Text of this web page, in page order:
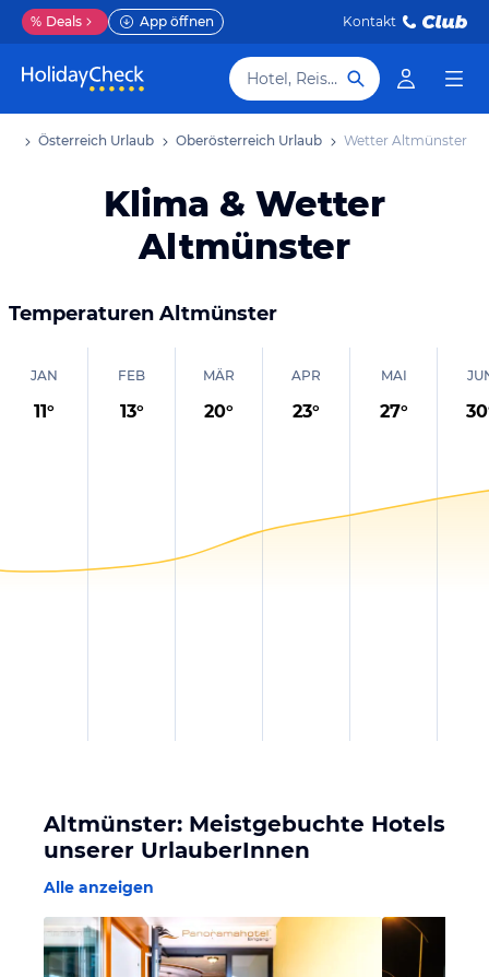
% Deals App öffnen Kontakt
Hotel, Reiseziel
Österreich Urlaub Oberösterreich Urlaub Wetter Altmünster
Klima & Wetter
Altmünster
Temperaturen Altmünster
JAN
11°
FEB
13°
MÄR
20°
APR
23°
MAI
27° 30
Altmünster: Meistgebuchte Hotels
unserer UrlauberInnen
Alle anzeigen